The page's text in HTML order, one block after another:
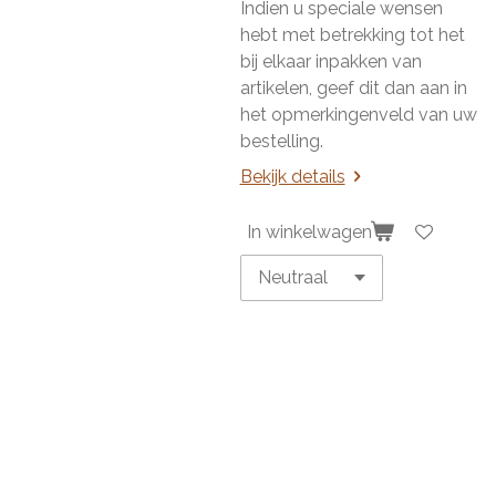
Indien u speciale wensen
hebt met betrekking tot het
bij elkaar inpakken van
artikelen, geef dit dan aan in
het opmerkingenveld van uw
bestelling.
Bekijk details
In winkelwagen